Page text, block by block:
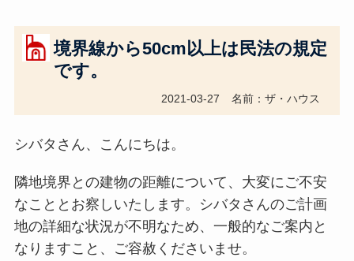
境界線から50cm以上は民法の規定
です。
2021-03-27 名前：ザ・ハウス
シバタさん、こんにちは。
隣地境界との建物の距離について、大変にご不安
なこととお察しいたします。シバタさんのご計画
地の詳細な状況が不明なため、一般的なご案内と
なりますこと、ご容赦くださいませ。